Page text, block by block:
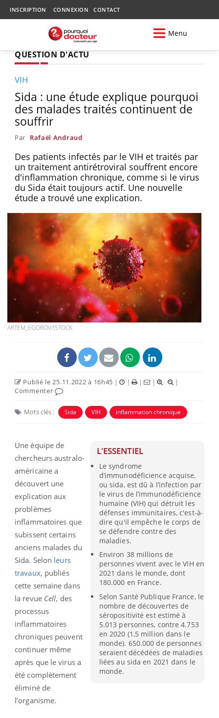
INSCRIPTION CONNEXION CONTACT
Menu
QUESTION D'ACTU
VIH
Sida : une étude explique pourquoi
des malades traités continuent de
souffrir
Par Rafaël Andraud
Des patients infectés par le VIH et traités par
un traitement antirétroviral souffrent encore
d'inflammation chronique, comme si le virus
du Sida était toujours actif. Une nouvelle
étude a trouvé une explication.
ARTEM_EGOROV/ISTOCK
Publié le 25.11.2022 à 16h45 | | | |
|
Commenter
Mots clés : Sida VIH inflammation chronique
L'ESSENTIEL
Le syndrome
d’immunodéficience acquise,
ou sida, est dû à l’infection par
le virus de l’immunodéficience
humaine (VIH) qui détruit les
défenses immunitaires, c'est-à-
dire qu'il empêche le corps de
se défendre contre des
maladies.
Environ 38 millions de
personnes vivent avec le VIH en
2021 dans le monde, dont
180.000 en France.
Selon Santé Publique France, le
nombre de découvertes de
séropositivité est estimé à
5.013 personnes, contre 4.753
en 2020 (1,5 million dans le
monde). 650.000 de personnes
seraient décédées de maladies
liées au sida en 2021 dans le
monde.
Une équipe de
chercheurs australo-
américaine a
découvert une
explication aux
problèmes
inflammatoires que
subissent certains
anciens malades du
Sida. Selon leurs
travaux, publiés
cette semaine dans
la revue Cell, des
processus
inflammatoires
chroniques peuvent
continuer même
après que le virus a
été complètement
éliminé de
l’organisme.